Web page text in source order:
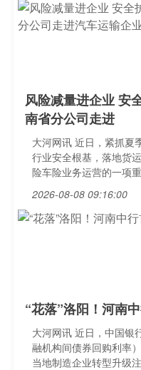
风险减量进企业
南省分公司走进
大河网讯 近日，紧抓夏
行业安全根基，落地货
险车险业务运营的一项
2026-08-08 09:16:00
“花落”洛阳！河南
大河网讯 近日，中国银
融机构间债券回购利率
当地制造企业转型升级